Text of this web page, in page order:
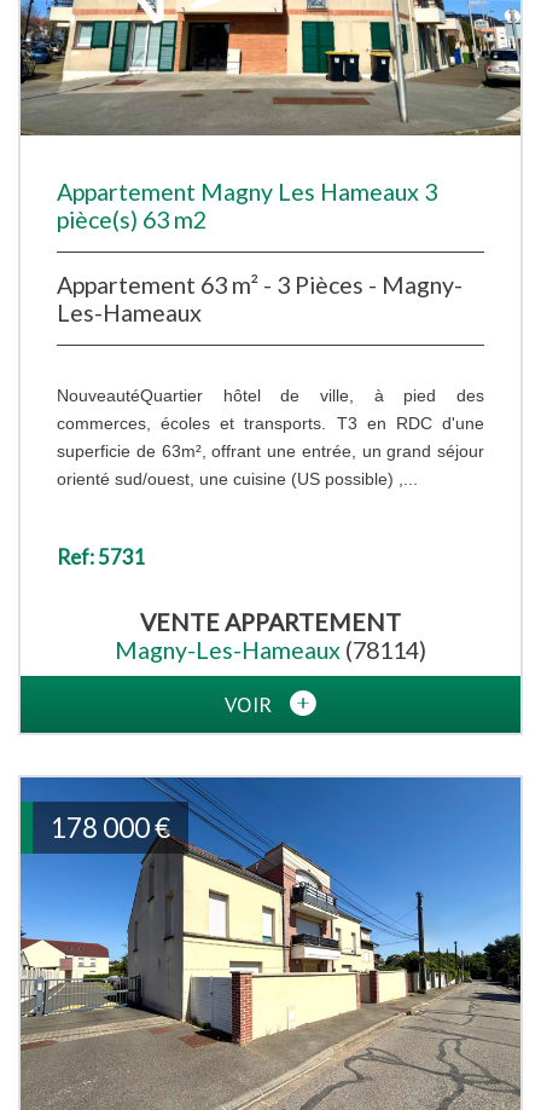
Appartement Magny Les Hameaux 3
pièce(s) 63 m2
Appartement 63 m² - 3 Pièces - Magny-
Les-Hameaux
NouveautéQuartier hôtel de ville, à pied des
commerces, écoles et transports. T3 en RDC d'une
superficie de 63m², offrant une entrée, un grand séjour
orienté sud/ouest, une cuisine (US possible) ,...
Ref: 5731
VENTEAPPARTEMENT
Magny-Les-Hameaux (78114)
VOIR
178 000€